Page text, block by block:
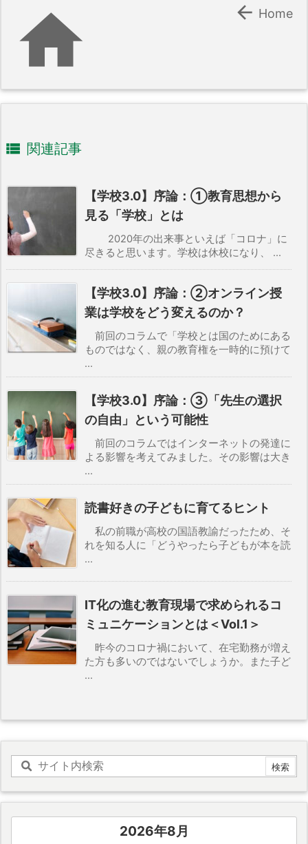
  Home
 関連記事
【学校3.0】序論：①教育思想から
見る「学校」とは
2020年の出来事といえば「コロナ」に
尽きると思います。学校は休校になり、 ...
【学校3.0】序論：②オンライン授
業は学校をどう変えるのか？
前回のコラムで「学校とは国のためにある
ものではなく、親の教育権を一時的に預けて
...
【学校3.0】序論：③「先生の選択
の自由」という可能性
前回のコラムではインターネットの発達に
よる影響を考えてみました。その影響は大き
...
読書好きの子どもに育てるヒント
私の前職が高校の国語教諭だったため、そ
れを知る人に「どうやったら子どもが本を読
...
IT化の進む教育現場で求められるコ
ミュニケーションとは＜Vol.1＞
昨今のコロナ禍において、在宅勤務が増え
た方も多いのではないでしょうか。また子ど
...
2026年8月